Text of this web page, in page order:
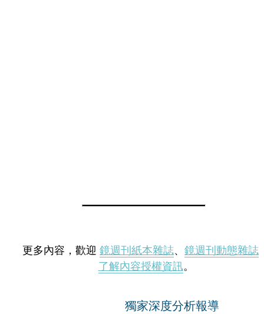
更多內容，歡迎 鏡週刊紙本雜誌、 鏡週刊動態雜誌
了解內容授權資訊。
獨家深度分析報導